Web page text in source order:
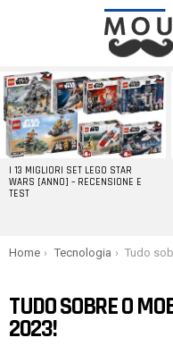
LATEST
STORIES
I 13 MIGLIORI SET LEGO STAR
WARS [ANNO] – RECENSIONE E
TEST
You are here:
Home Tecnologia Tudo sobre o Mobile
TUDO SOBRE O
2023!